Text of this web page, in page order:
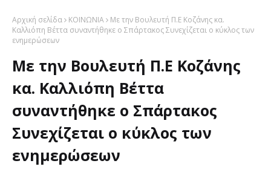
Αρχική σελίδα ΚΟΙΝΩΝΙΑ
Με την Βουλευτή Π.Ε Κοζάνης κα.
Καλλιόπη Βέττα συναντήθηκε ο Σπάρτακος Συνεχίζεται ο κύκλος των
ενημερώσεων
Με την Βουλευτή Π.Ε Κοζάνης
κα. Καλλιόπη Βέττα
συναντήθηκε ο Σπάρτακος
Συνεχίζεται ο κύκλος των
ενημερώσεων